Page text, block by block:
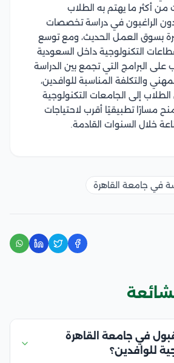
من أكثر ما يهتم به الطلاب
الراغبون في دراسة تخصصات
بسوق العمل الحديث، ومع توسع
التكنولوجية داخل السعودية
على البرامج التي تجمع بين الدراسة
والتكلفة المناسبة للوافدين،
إلى الجامعات التكنولوجية
مسارًا تطبيقيًا أقرب لاحتياجات
خلال السنوات القادمة.
في جامعة القاهرة
في جامعة القاهرة
للوافدين؟